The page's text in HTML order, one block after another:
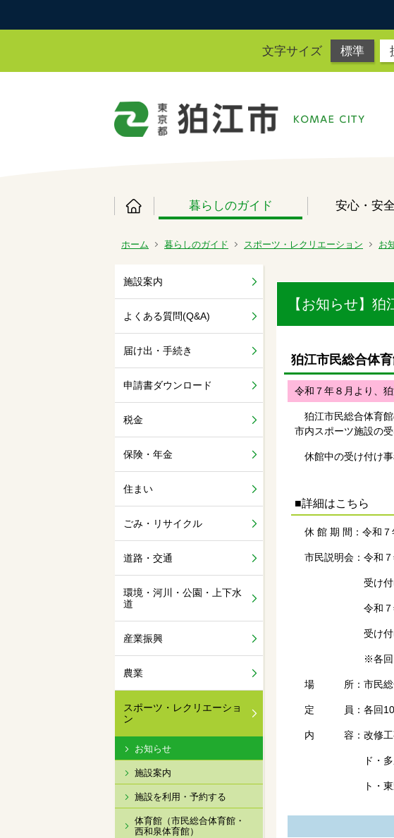
文字サイズ 標準
暮らしのガイド 安心・安全
ホーム 暮らしのガイド スポーツ・レクリエーション お
施設案内
よくある質問(Q&A)
届け出・手続き
申請書ダウンロード
税金
保険・年金
住まい
ごみ・リサイクル
道路・交通
環境・河川・公園・上下水
道
産業振興
農業
スポーツ・レクリエーショ
ン
お知らせ
施設案内
施設を利用・予約する
体育館（市民総合体育館・
西和泉体育館）
【お知らせ】
狛江市民総合体
令和７年８月より、
狛江市民総合体育館
市内スポーツ施設の
休館中の受け付け事
■詳細はこちら
休 館 期 間：令和７
市民説明会：令和
受け
令和
受け
※各回
場 所：市民総
定 員：各回
内 容：改修工事の
ド・多摩川緑地
ト・東野川市民